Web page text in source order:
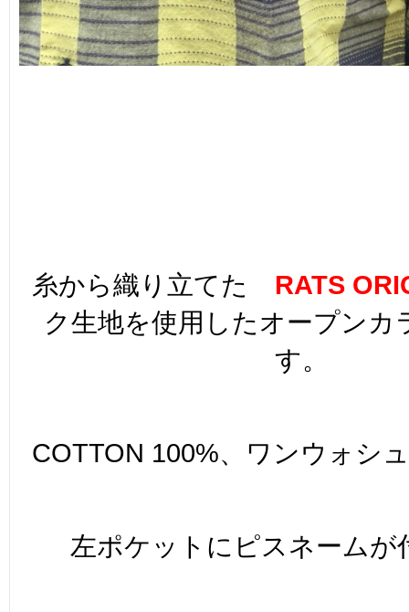
糸から織り立てた RATS
ク生地を使用したオープンカ
す。
COTTON 100%、ワンウォシ
左ポケットにピスネームが